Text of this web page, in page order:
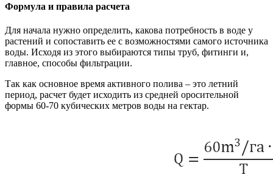
Формула и правила расчета
Для начала нужно определить, какова потребность в воде у
растений и сопоставить ее с возможностями самого источника
воды. Исходя из этого выбираются типы труб, фитинги и,
главное, способы фильтрации.
Так как основное время активного полива – это летний
период, расчет будет исходить из средней оросительной
формы 60-70 кубических метров воды на гектар.